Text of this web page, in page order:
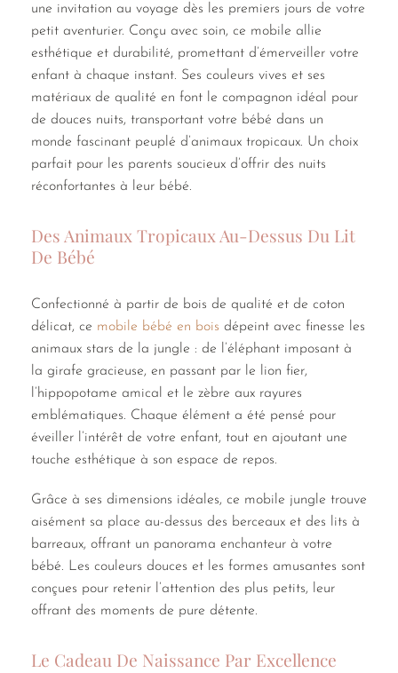
une invitation au voyage dès les premiers jours de votre
petit aventurier. Conçu avec soin, ce mobile allie
esthétique et durabilité, promettant d’émerveiller votre
enfant à chaque instant. Ses couleurs vives et ses
matériaux de qualité en font le compagnon idéal pour
de douces nuits, transportant votre bébé dans un
monde fascinant peuplé d’animaux tropicaux. Un choix
parfait pour les parents soucieux d’offrir des nuits
réconfortantes à leur bébé.
Des Animaux Tropicaux Au-Dessus Du Lit
De Bébé
Confectionné à partir de bois de qualité et de coton
délicat, ce mobile bébé en bois dépeint avec finesse les
animaux stars de la jungle : de l’éléphant imposant à
la girafe gracieuse, en passant par le lion fier,
l’hippopotame amical et le zèbre aux rayures
emblématiques. Chaque élément a été pensé pour
éveiller l’intérêt de votre enfant, tout en ajoutant une
touche esthétique à son espace de repos.
Grâce à ses dimensions idéales, ce mobile jungle trouve
aisément sa place au-dessus des berceaux et des lits à
barreaux, offrant un panorama enchanteur à votre
bébé. Les couleurs douces et les formes amusantes sont
conçues pour retenir l’attention des plus petits, leur
offrant des moments de pure détente.
Le Cadeau De Naissance Par Excellence